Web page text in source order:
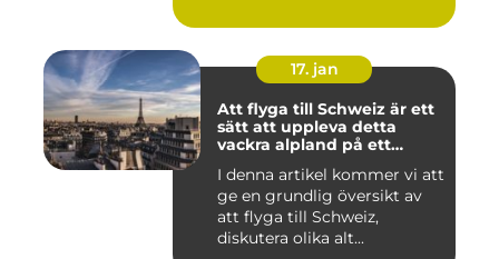
17. jan
Att flyga till Schweiz är ett
sätt att uppleva detta
vackra alpland på ett
I denna artikel kommer vi att
ge en grundlig översikt av
att flyga till Schweiz,
diskutera olika alt...